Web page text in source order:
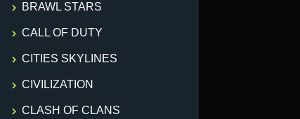
BRAWL STARS
CALL OF DUTY
CITIES SKYLINES
CIVILIZATION
CLASH OF CLANS